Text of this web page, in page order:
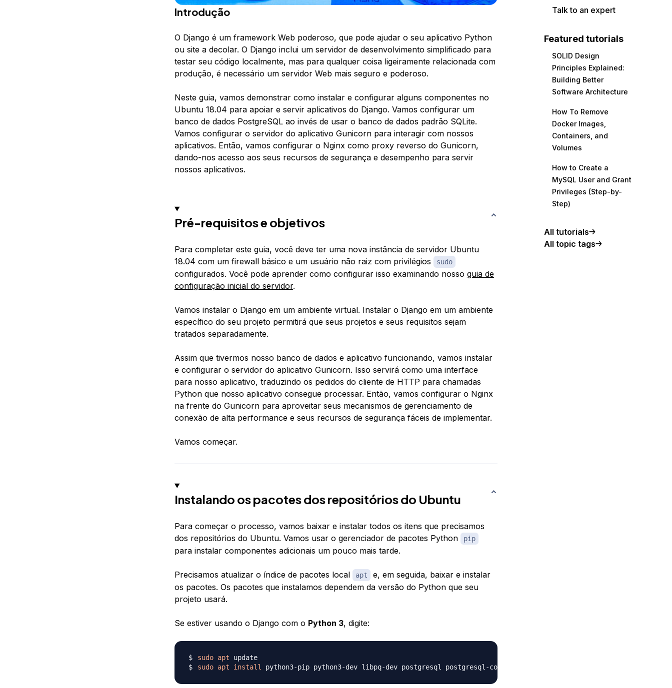
Introdução
O Django é um framework Web poderoso, que pode ajudar o seu aplicativo Python
ou site a decolar. O Django inclui um servidor de desenvolvimento simplificado para
testar seu código localmente, mas para qualquer coisa ligeiramente relacionada com
produção, é necessário um servidor Web mais seguro e poderoso.
Neste guia, vamos demonstrar como instalar e configurar alguns componentes no
Ubuntu 18.04 para apoiar e servir aplicativos do Django. Vamos configurar um
banco de dados PostgreSQL ao invés de usar o banco de dados padrão SQLite.
Vamos configurar o servidor do aplicativo Gunicorn para interagir com nossos
aplicativos. Então, vamos configurar o Nginx como proxy reverso do Gunicorn,
dando-nos acesso aos seus recursos de segurança e desempenho para servir
nossos aplicativos.
Pré-requisitos e objetivos
Para completar este guia, você deve ter uma nova instância de servidor Ubuntu
18.04 com um firewall básico e um usuário não raiz com privilégios
sudo
configurados. Você pode aprender como configurar isso examinando nosso guia de
configuração inicial do servidor.
Vamos instalar o Django em um ambiente virtual. Instalar o Django em um ambiente
específico do seu projeto permitirá que seus projetos e seus requisitos sejam
tratados separadamente.
Assim que tivermos nosso banco de dados e aplicativo funcionando, vamos instalar
e configurar o servidor do aplicativo Gunicorn. Isso servirá como uma interface
para nosso aplicativo, traduzindo os pedidos do cliente de HTTP para chamadas
Python que nosso aplicativo consegue processar. Então, vamos configurar o Nginx
na frente do Gunicorn para aproveitar seus mecanismos de gerenciamento de
conexão de alta performance e seus recursos de segurança fáceis de implementar.
Vamos começar.
Instalando os pacotes dos repositórios do Ubuntu
Para começar o processo, vamos baixar e instalar todos os itens que precisamos
dos repositórios do Ubuntu. Vamos usar o gerenciador de pacotes Python
pip
para instalar componentes adicionais um pouco mais tarde.
Precisamos atualizar o índice de pacotes local apt
e, em seguida, baixar e instalar
os pacotes. Os pacotes que instalamos dependem da versão do Python que seu
projeto usará.
Se estiver usando o Django com o Python 3, digite:
sudo apt
update
sudo apt install python3-pip python3-dev libpq-dev postgresql postgresql-contrib nginx
Talk to an expert
Featured tutorials
SOLID Design
Principles Explained:
Building Better
Software Architecture
How To Remove
Docker Images,
Containers, and
Volumes
How to Create a
MySQL User and Grant
Privileges (Step-by-
Step)
All tutorials
All topic tags